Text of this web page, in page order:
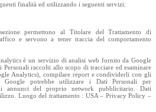
finalità ed utilizzando i seguenti servizi:
permettono al Titolare del Trattamento di
e servono a tener traccia del comportamento
è un servizio di analisi web fornito da Google
raccolti allo scopo di tracciare ed esaminare
Analytics), compilare report e condividerli con gli
potrebbe utilizzare i Dati Personali per
annunci del proprio network pubblicitario. Dati
Luogo del trattamento : USA – Privacy Policy –